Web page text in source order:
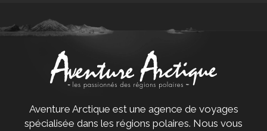
Aventure Arctique est une agence de voyages
spécialisée dans les régions polaires. Nous vous